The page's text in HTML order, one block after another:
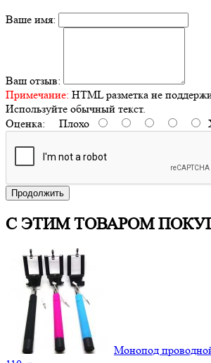
Ваше имя:
Ваш отзыв:
Примечание: HTML разметка не
Используйте обычный текст.
Оценка: Плохо
Продолжить
С ЭТИМ ТОВАРОМ
Монопод